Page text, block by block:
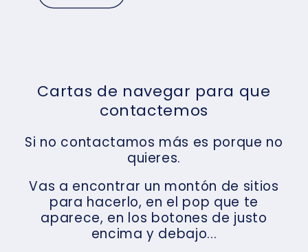
Cartas de navegar para que
contactemos
Si no contactamos más es porque no
quieres.
Vas a encontrar un montón de sitios
para hacerlo, en el pop que te
aparece, en los botones de justo
encima y debajo...